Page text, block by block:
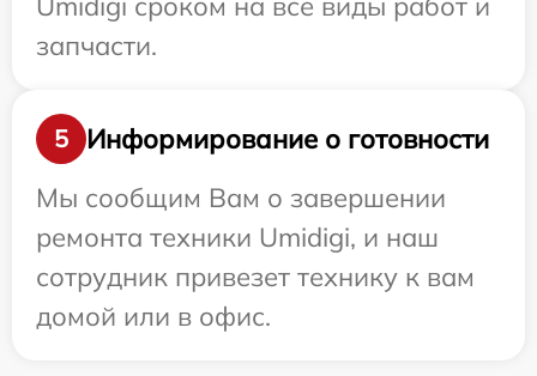
запчасти.
5
Информирование о готовности
Мы сообщим Вам о завершении
ремонта техники Umidigi, и наш
сотрудник привезет технику к вам
домой или в офис.